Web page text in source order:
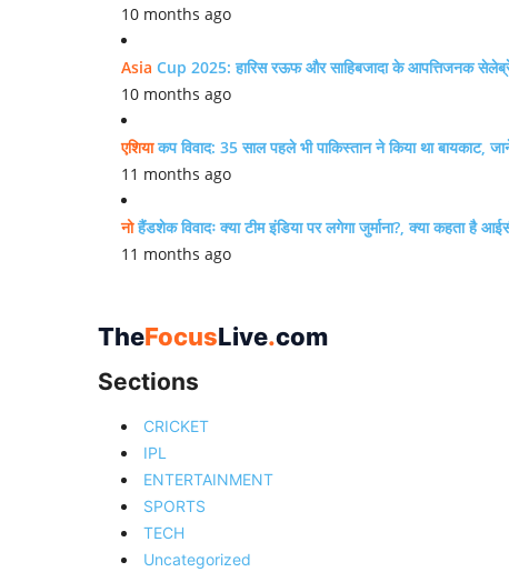
10 months ago
Asia Cup 2025: हारिस रऊफ और साहिबजादा के आपत्तिजनक
10 months ago
एशियाकप विवाद: 35 साल पहले भी पाकिस्तान ने किया था बायकाट,
11 months ago
नोहैंडशेक विवादः क्या टीम इंडिया पर लगेगा जुर्माना?, क्या कहता है
11 months ago
TheFocusLive.com
Sections
CRICKET
IPL
ENTERTAINMENT
SPORTS
TECH
Uncategorized